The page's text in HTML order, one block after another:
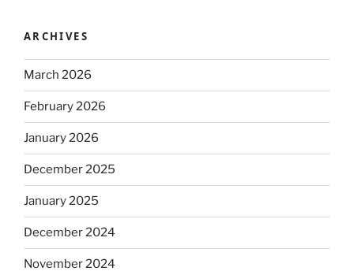
ARCHIVES
March 2026
February 2026
January 2026
December 2025
January 2025
December 2024
November 2024